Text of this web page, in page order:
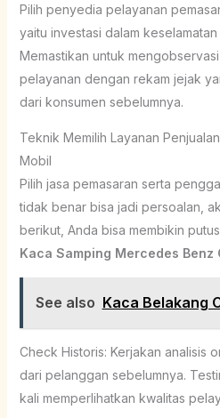
Pilih penyedia pelayanan
yaitu investasi dalam
Memastikan untuk
pelayanan dengan rekam jejak
dari konsumen sebelumnya.
Teknik Memilih Layanan
Mobil
Pilih jasa pemasaran serta
tidak benar bisa jadi persoalan,
berikut, Anda bisa membikin
Kaca Samping Mercedes Benz
See also Kaca Belakang
Check Historis: Kerjakan analisis
dari pelanggan sebelumnya.
kali memperlihatkan kwalitas